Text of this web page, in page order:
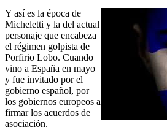
Y así es la época de
Micheletti y la del actual
personaje que encabeza
el régimen golpista de
Porfirio Lobo. Cuando
vino a España en mayo
y fue invitado por el
gobierno español, por
los gobiernos europeos a
firmar los acuerdos de
asociación.